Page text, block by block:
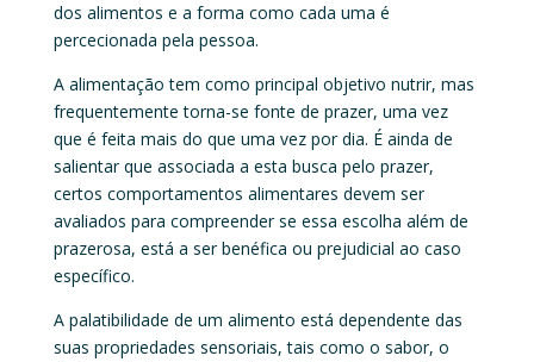
dos alimentos e a forma como cada uma é
percecionada pela pessoa.
A alimentação tem como principal objetivo nutrir, mas
frequentemente torna-se fonte de prazer, uma vez
que é feita mais do que uma vez por dia. É ainda de
salientar que associada a esta busca pelo prazer,
certos comportamentos alimentares devem ser
avaliados para compreender se essa escolha além de
prazerosa, está a ser benéfica ou prejudicial ao caso
específico.
A palatibilidade de um alimento está dependente das
suas propriedades sensoriais, tais como o sabor, o